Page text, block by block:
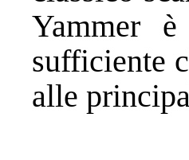
Yammer
sufficiente
alle